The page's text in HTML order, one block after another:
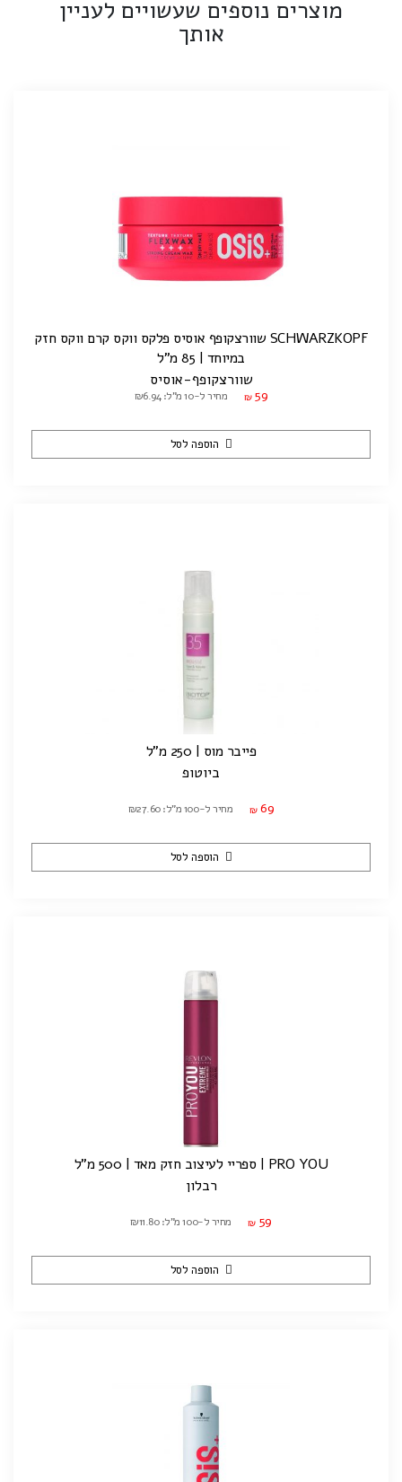
מוצרים נוספים שעשויים לעניין
אותך
SCHWARZKOPF שוורצקופף אוסיס פלקס ווקס קרם ווקס חזק
במיוחד | 85 מ"ל
שוורצקופף-אוסיס
₪ 59 מחיר ל-10 מ"ל: ₪6.94
הוספה לסל
פייבר מוס | 250 מ"ל
ביוטופ
₪ 69 מחיר ל-100 מ"ל: ₪27.60
הוספה לסל
PRO YOU | ספריי לעיצוב חזק מאד | 500 מ"ל
רבלון
₪ 59 מחיר ל-100 מ"ל: ₪11.80
הוספה לסל